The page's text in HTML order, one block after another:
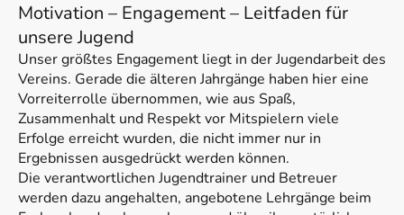
Motivation – Engagement – Leitfaden für
unsere Jugend
Unser größtes Engagement liegt in der Jugendarbeit des
Vereins. Gerade die älteren Jahrgänge haben hier eine
Vorreiterrolle übernommen, wie aus Spaß,
Zusammenhalt und Respekt vor Mitspielern viele
Erfolge erreicht wurden, die nicht immer nur in
Ergebnissen ausgedrückt werden können.
Die verantwortlichen Jugendtrainer und Betreuer
werden dazu angehalten, angebotene Lehrgänge beim